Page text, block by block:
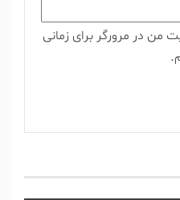
من در مرورگر برای زمانی